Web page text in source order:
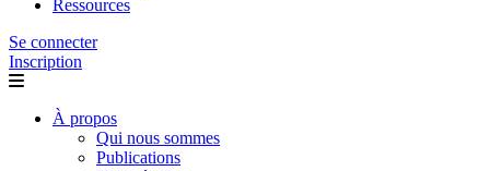
Ressources
Se connecter
Inscription
À propos
Qui nous sommes
Publications